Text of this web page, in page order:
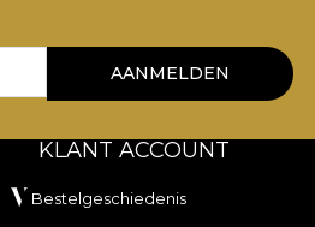
AANMELDEN
KLANT ACCOUNT
Bestelgeschiedenis